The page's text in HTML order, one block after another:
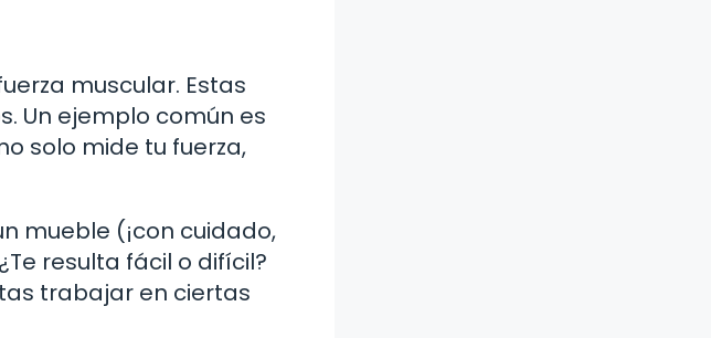
muscular. Estas
Un ejemplo común es
solo mide tu fuerza,
mueble (¡con cuidado,
resulta fácil o difícil?
trabajar en ciertas